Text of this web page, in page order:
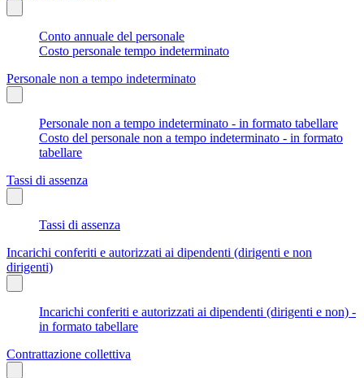
Conto annuale del personale
Costo personale tempo indeterminato
Personale non a tempo indeterminato
Personale non a tempo indeterminato - in formato tabellare
Costo del personale non a tempo indeterminato - in formato
tabellare
Tassi di assenza
Tassi di assenza
Incarichi conferiti e autorizzati ai dipendenti (dirigenti e non
dirigenti)
Incarichi conferiti e autorizzati ai dipendenti (dirigenti e non) -
in formato tabellare
Contrattazione collettiva